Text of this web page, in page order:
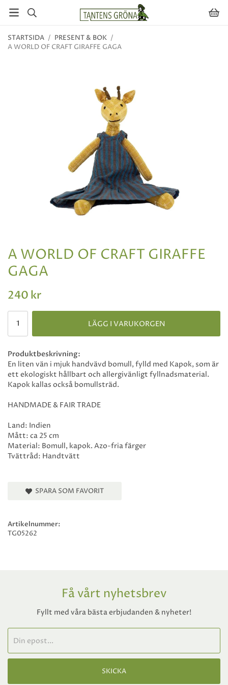
STARTSIDA / PRESENT & BOK /
A WORLD OF CRAFT GIRAFFE GAGA
A WORLD OF CRAFT GIRAFFE
GAGA
240 kr
LÄGG I VARUKORGEN
Produktbeskrivning:
En liten vän i mjuk handvävd bomull, fylld med Kapok, som är
ett ekologiskt hållbart och allergivänligt fyllnadsmaterial.
Kapok kallas också bomullsträd.
HANDMADE & FAIR TRADE
Land: Indien
Mått: ca 25 cm
Material: Bomull, kapok. Azo-fria färger
Tvättråd: Handtvätt
SPARA SOM FAVORIT
Artikelnummer:
TG05262
Få vårt nyhetsbrev
Fyllt med våra bästa erbjudanden & nyheter!
SKICKA